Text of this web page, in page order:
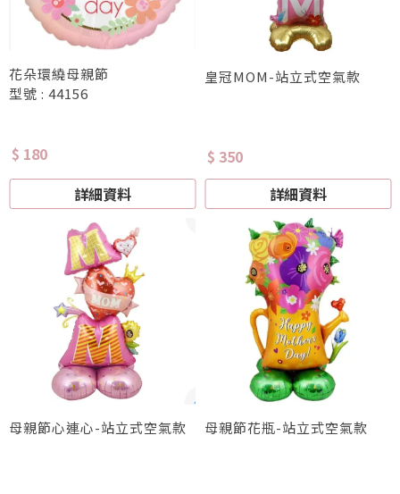
花朵環繞母親節
型號 : 44156
$ 180
詳細資料
皇冠MOM-站立式空氣款
$ 350
詳細資料
母親節心連心-站立式空氣款 母親節花瓶-站立式空氣款